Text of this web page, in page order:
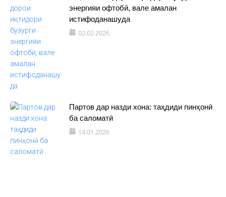
энергияи офтобӣ, вале амалан
истифоданашуда
02.02.2026
Партов дар назди хона: таҳдиди пинҳонӣ
ба саломатӣ
14.01.2026